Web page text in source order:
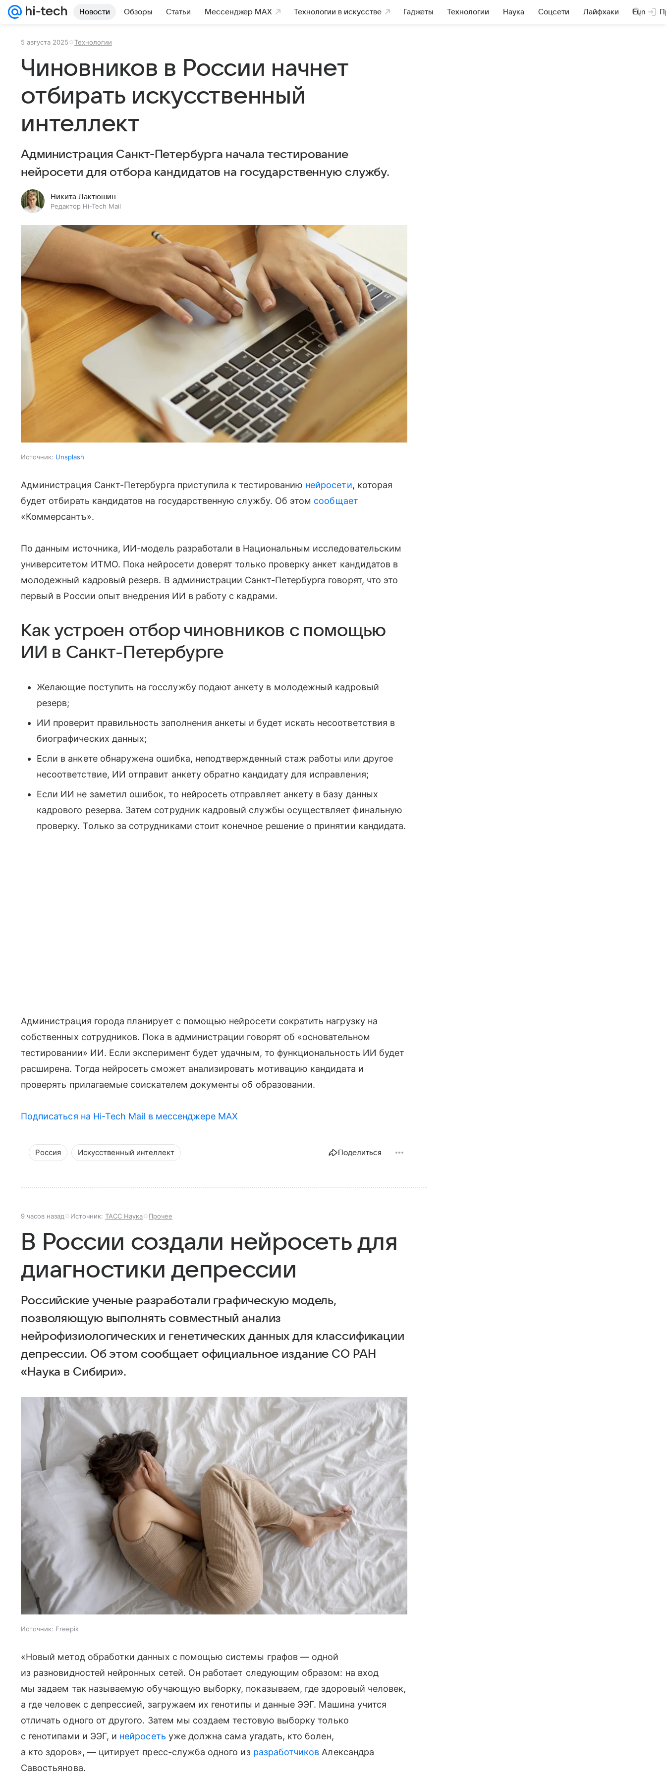
Новости Обзоры Статьи Мессенджер MAX Технологии в искусстве Гаджеты Технологии Наука Соцсети Лайфхаки Fun
5 августа 2025 Технологии
Чиновников в России начнет
отбирать искусственный
интеллект
Администрация Санкт-Петербурга начала тестирование
нейросети для отбора кандидатов на государственную службу.
Никита Лактюшин
Редактор Hi-Tech Mail
Источник: Unsplash
Администрация Санкт-Петербурга приступила к тестированию нейросети, которая
будет отбирать кандидатов на государственную службу. Об этом сообщает
«Коммерсантъ».
По данным источника, ИИ-модель разработали в Национальным исследовательским
университетом ИТМО. Пока нейросети доверят только проверку анкет кандидатов в
молодежный кадровый резерв. В администрации Санкт-Петербурга говорят, что это
первый в России опыт внедрения ИИ в работу с кадрами.
Как устроен отбор чиновников с помощью
ИИ в Санкт-Петербурге
Желающие поступить на госслужбу подают анкету в молодежный кадровый
резерв;
ИИ проверит правильность заполнения анкеты и будет искать несоответствия в
биографических данных;
Если в анкете обнаружена ошибка, неподтвержденный стаж работы или другое
несоответствие, ИИ отправит анкету обратно кандидату для исправления;
Если ИИ не заметил ошибок, то нейросеть отправляет анкету в базу данных
кадрового резерва. Затем сотрудник кадровый службы осуществляет финальную
проверку. Только за сотрудниками стоит конечное решение о принятии кандидата.
Администрация города планирует с помощью нейросети сократить нагрузку на
собственных сотрудников. Пока в администрации говорят об «основательном
тестировании» ИИ. Если эксперимент будет удачным, то функциональность ИИ будет
расширена. Тогда нейросеть сможет анализировать мотивацию кандидата и
проверять прилагаемые соискателем документы об образовании.
Подписаться на Hi-Tech Mail в мессенджере MAX
Россия Искусственный интеллект Поделиться
9 часов назад Источник: ТАСС Наука Прочее
В России создали нейросеть для
диагностики депрессии
Российские ученые разработали графическую модель,
позволяющую выполнять совместный анализ
нейрофизиологических и генетических данных для классификации
депрессии. Об этом сообщает официальное издание СО РАН
«Наука в Сибири».
Источник: Freepik
«Новый метод обработки данных с помощью системы графов — одной
из разновидностей нейронных сетей. Он работает следующим образом: на вход
мы задаем так называемую обучающую выборку, показываем, где здоровый человек,
а где человек с депрессией, загружаем их генотипы и данные ЭЭГ. Машина учится
отличать одного от другого. Затем мы создаем тестовую выборку только
с генотипами и ЭЭГ, и нейросеть уже должна сама угадать, кто болен,
а кто здоров», — цитирует пресс-служба одного из разработчиков Александра
Савостьянова.